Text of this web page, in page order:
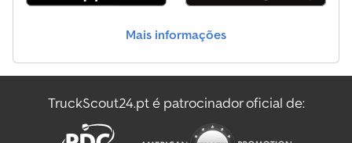
385/65/R22.5 Marca dos eixos: Saf Suspensão: Suspensão
esquerdo): 15%; Profundidade do piso dos pneus (lado direito):
esquerdo): 50%; Profundidade do piso dos pneus (lado direito):
esquerdo): 55%; Profundidade do piso dos pneus (lado direito):
15% Pesos Peso em vazio: 4.350 kg Carga útil: 33.650 kg Peso
bruto: 38.000 kg Funcionalidades Marca da carroçaria: Giesse
Mais informações
TruckScout24.pt é patrocinador oficial de: